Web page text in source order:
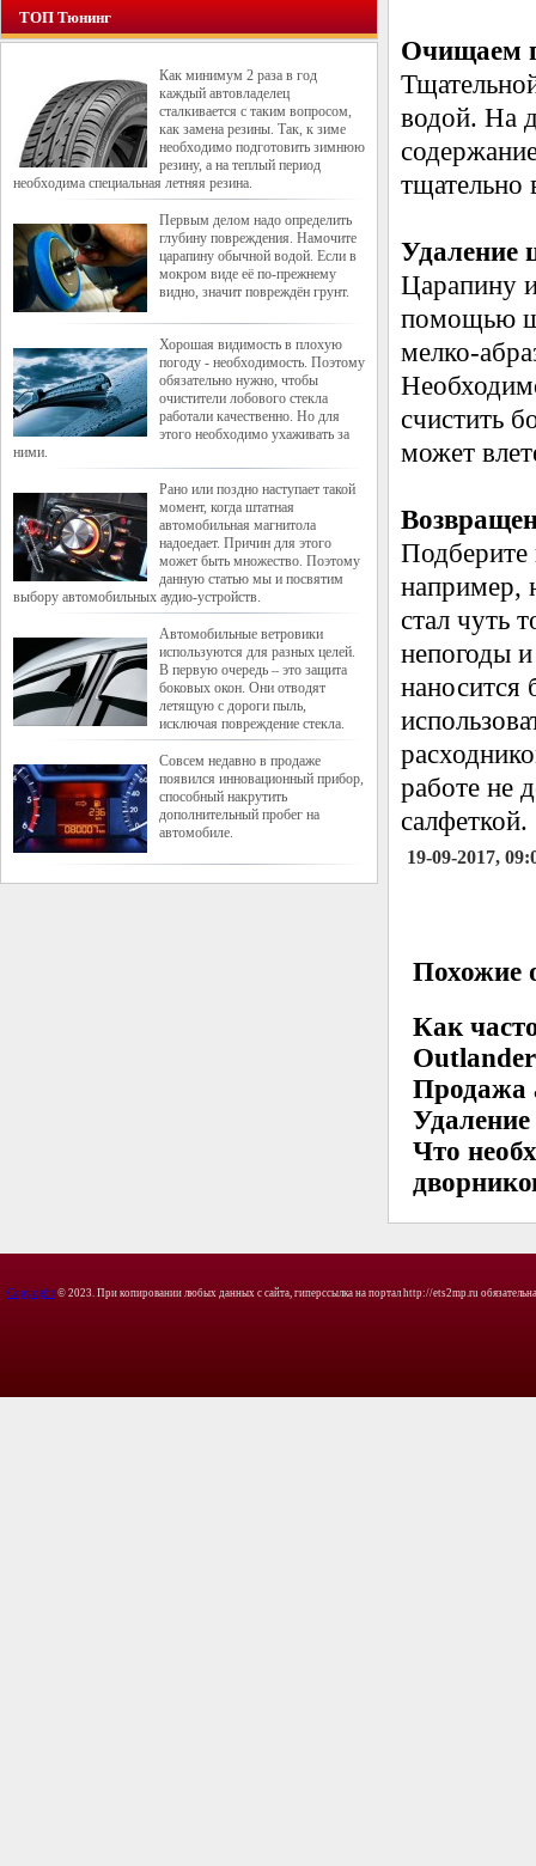
Очищаем
водой. На
тщательно
Удаление
Царапину
помощью
мелко-
счистить
может
Подберите
например,
стал чуть
непогоды
наносится
работе не
салфеткой.
19-09-2017,
Похожие
Как
Продажа
Что
ТОП Тюнинг
Как минимум 2 раза в год
каждый автовладелец
сталкивается с таким вопросом,
как замена резины. Так, к зиме
необходимо подготовить зимнюю
резину, а на теплый период
необходима специальная летняя резина.
Первым делом надо определить
глубину повреждения. Намочите
царапину обычной водой. Если в
мокром виде её по-прежнему
видно, значит повреждён грунт.
Хорошая видимость в плохую
погоду - необходимость. Поэтому
обязательно нужно, чтобы
очистители лобового стекла
работали качественно. Но для
этого необходимо ухаживать за
ними.
Рано или поздно наступает такой
момент, когда штатная
автомобильная магнитола
надоедает. Причин для этого
может быть множество. Поэтому
данную статью мы и посвятим
выбору автомобильных аудио-устройств.
Автомобильные ветровики
используются для разных целей.
В первую очередь – это защита
боковых окон. Они отводят
летящую с дороги пыль,
исключая повреждение стекла.
Совсем недавно в продаже
появился инновационный прибор,
способный накрутить
дополнительный пробег на
автомобиле.
Copyright © 2023. При копировании любых данных с сайта, гиперссылка на портал http://ets2mp.ru